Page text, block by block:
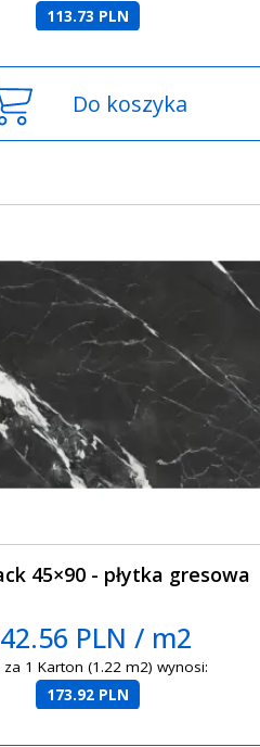
113.73 PLN
Do koszyka
45×90 - płytka gresowa
PLN / m2
za 1 Karton (1.22 m2) wynosi:
173.92 PLN